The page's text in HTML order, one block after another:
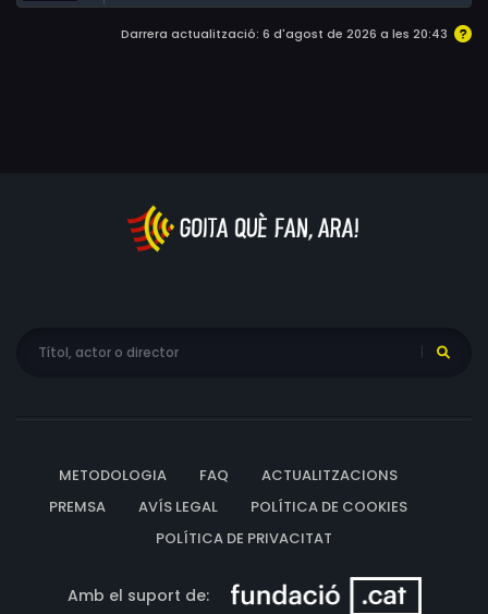
Darrera actualització: 6 d'agost de 2026 a les 20:43
METODOLOGIA FAQ
ACTUALITZACIONS
PREMSA
AVÍS LEGAL
POLÍTICA DE COOKIES
POLÍTICA DE PRIVACITAT
Amb el suport de: